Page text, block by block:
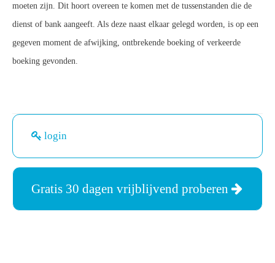
moeten zijn. Dit hoort overeen te komen met de tussenstanden die de
dienst of bank aangeeft. Als deze naast elkaar gelegd worden, is op een
gegeven moment de afwijking, ontbrekende boeking of verkeerde
boeking gevonden.
login
Gratis 30 dagen vrijblijvend proberen